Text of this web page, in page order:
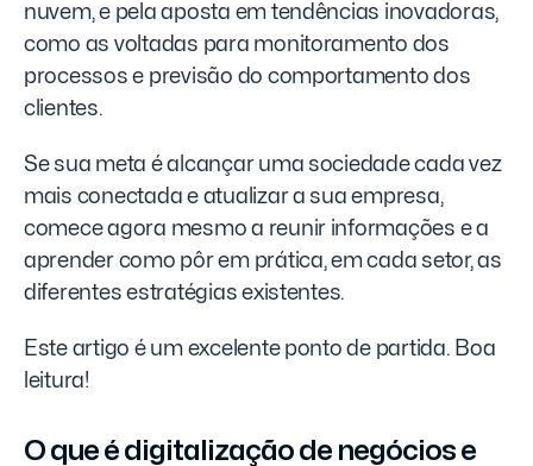
nuvem, e pela aposta em tendências inovadoras,
como as voltadas para monitoramento dos
processos e previsão do comportamento dos
clientes.
Se sua meta é alcançar uma sociedade cada vez
mais conectada e atualizar a sua empresa,
comece agora mesmo a reunir informações e a
aprender como pôr em prática, em cada setor, as
diferentes estratégias existentes.
Este artigo é um excelente ponto de partida. Boa
leitura!
O que é digitalização de negócios e